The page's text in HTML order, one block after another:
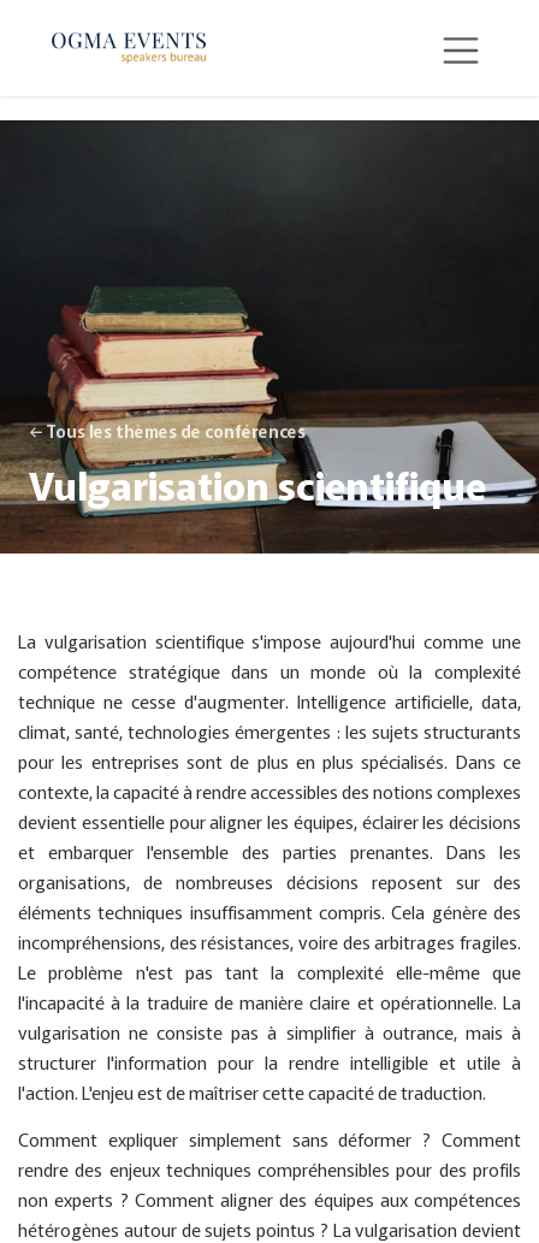
← Tous les thèmes de conférences
Vulgarisation scientifique
La vulgarisation scientifique s'impose aujourd'hui comme une
compétence stratégique dans un monde où la complexité
technique ne cesse d'augmenter. Intelligence artificielle, data,
climat, santé, technologies émergentes : les sujets structurants
pour les entreprises sont de plus en plus spécialisés. Dans ce
contexte, la capacité à rendre accessibles des notions complexes
devient essentielle pour aligner les équipes, éclairer les décisions
et embarquer l'ensemble des parties prenantes. Dans les
organisations, de nombreuses décisions reposent sur des
éléments techniques insuffisamment compris. Cela génère des
incompréhensions, des résistances, voire des arbitrages fragiles.
Le problème n'est pas tant la complexité elle-même que
l'incapacité à la traduire de manière claire et opérationnelle. La
vulgarisation ne consiste pas à simplifier à outrance, mais à
structurer l'information pour la rendre intelligible et utile à
l'action. L'enjeu est de maîtriser cette capacité de traduction.
Comment expliquer simplement sans déformer ? Comment
rendre des enjeux techniques compréhensibles pour des profils
non experts ? Comment aligner des équipes aux compétences
hétérogènes autour de sujets pointus ? La vulgarisation devient